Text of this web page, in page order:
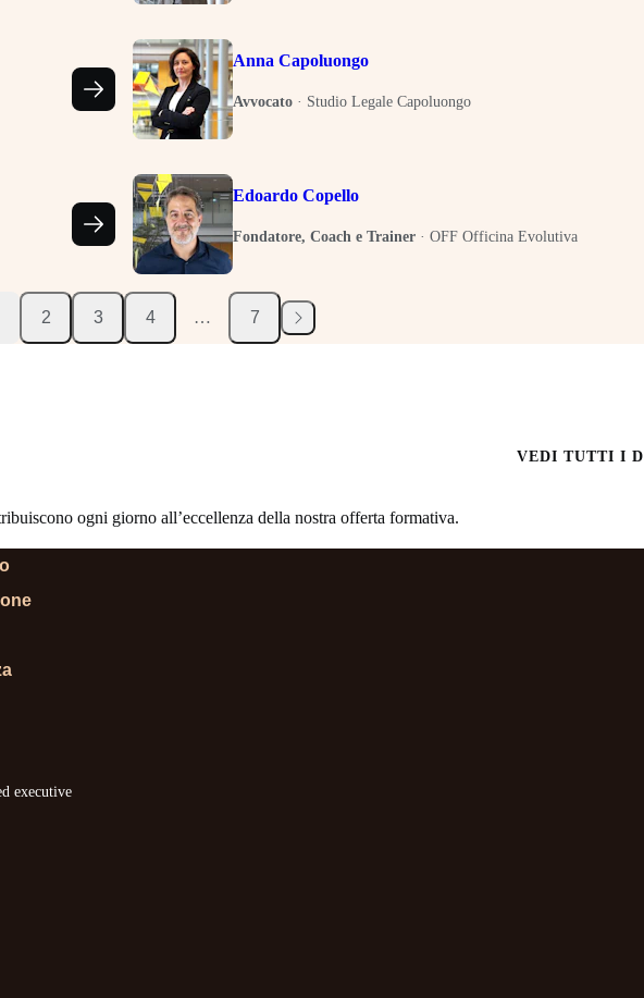
Anna Capoluongo
Avvocato · Studio Legale Capoluongo
Edoardo Copello
Fondatore, Coach e Trainer · OFF Officina Evolutiva
2 3 4 … 7
VEDI TUTTI I
ogni giorno all’eccellenza della nostra offerta formativa.
executive